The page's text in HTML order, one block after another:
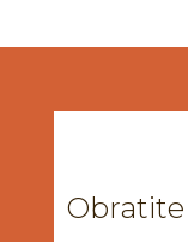
Obratite